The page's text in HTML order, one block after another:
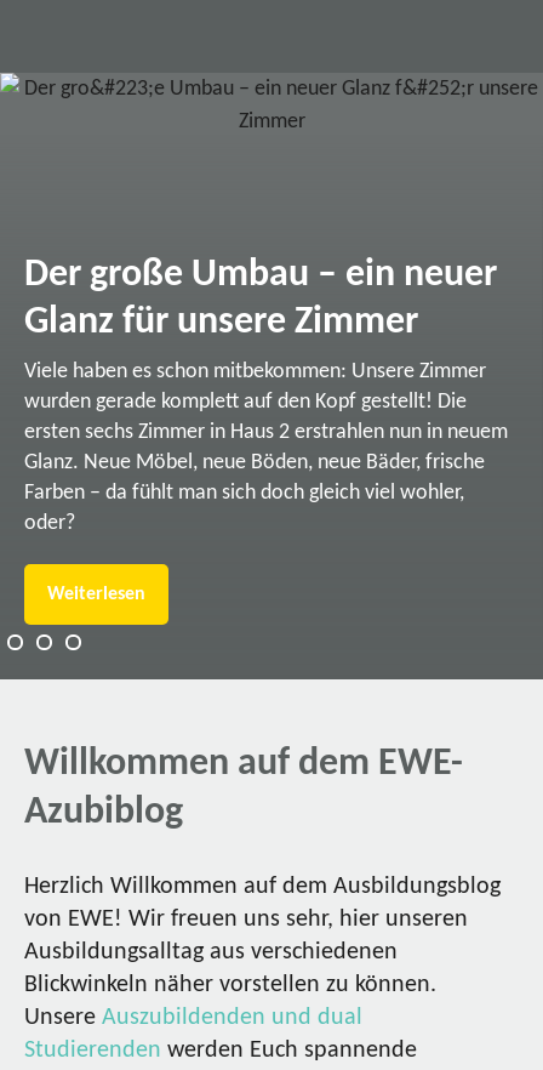
Der große Umbau – ein neuer
Glanz für unsere Zimmer
Viele haben es schon mitbekommen: Unsere Zimmer
wurden gerade komplett auf den Kopf gestellt! Die
ersten sechs Zimmer in Haus 2 erstrahlen nun in neuem
Glanz. Neue Möbel, neue Böden, neue Bäder, frische
Farben – da fühlt man sich doch gleich viel wohler,
oder?
Weiterlesen
Willkommen auf dem EWE-
Azubiblog
Herzlich Willkommen auf dem Ausbildungsblog
von EWE! Wir freuen uns sehr, hier unseren
Ausbildungsalltag aus verschiedenen
Blickwinkeln näher vorstellen zu können.
Unsere Auszubildenden und dual
Studierenden werden Euch spannende